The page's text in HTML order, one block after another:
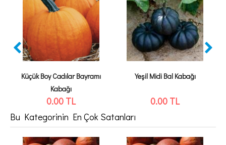
Küçük Boy Cadılar Bayramı
Kabağı
0.00 TL
Yeşil Midi Bal Kabağı
0.00 TL
Bu Kategorinin En Çok Satanları